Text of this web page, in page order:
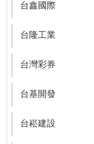
台鑫國際
台隆工業
台灣彩券
台基開發
台崧建設